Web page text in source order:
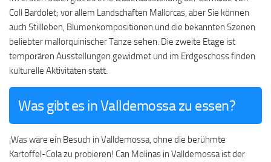
Coll Bardolet; vor allem Landschaften Mallorcas, aber Sie können
auch Stillleben, Blumenkompositionen und die bekannten Szenen
beliebter mallorquinischer Tänze sehen. Die zweite Etage ist
temporären Ausstellungen gewidmet und im Erdgeschoss finden
kulturelle Aktivitäten statt.
Was gibt es in Valldemossa zu essen?
¡Was wäre ein Besuch in Valldemossa, ohne die berühmte
Kartoffel-Cola zu probieren! Can Molinas in Valldemossa ist der